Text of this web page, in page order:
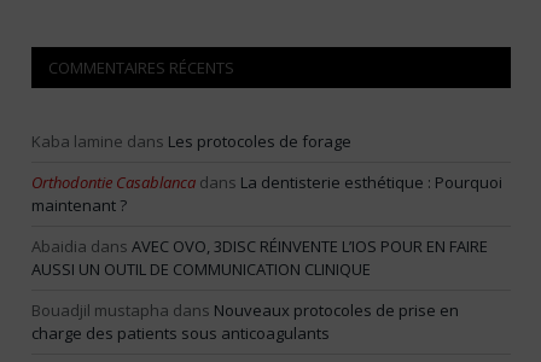
COMMENTAIRES RÉCENTS
Kaba lamine dans Les protocoles de forage
Orthodontie Casablanca dans La dentisterie esthétique : Pourquoi
maintenant ?
Abaidia dans AVEC OVO, 3DISC RÉINVENTE L’IOS POUR EN FAIRE
AUSSI UN OUTIL DE COMMUNICATION CLINIQUE
Bouadjil mustapha dans Nouveaux protocoles de prise en
charge des patients sous anticoagulants